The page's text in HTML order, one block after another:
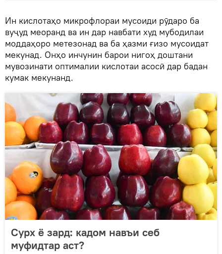
Ин кислотаҳо микрофлораи мусоиди рӯдаро ба
вуҷуд меоранд ва ин дар навбати худ мубодилаи
моддаҳоро метезонад ва ба ҳазми ғизо мусоидат
мекунад. Онҳо инчунин барои нигоҳ доштани
мувозинати оптималии кислотаи асосӣ дар бадан
кумак мекунанд.
Сурх ё зард: кадом навъи себ
муфидтар аст?